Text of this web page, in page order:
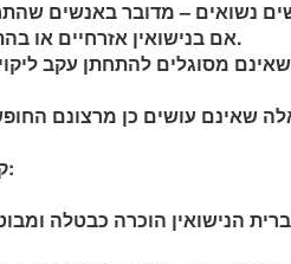
אם בנישואין אזרחיים או בהתאם למנהגיו של זרם נוצרי אחר או של דת אחרת).
קתולי שנישא אינו יכול להינשא בשנית, אלא אם כן: